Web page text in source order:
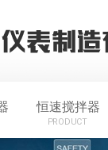
恒速搅拌器
PRODUCT